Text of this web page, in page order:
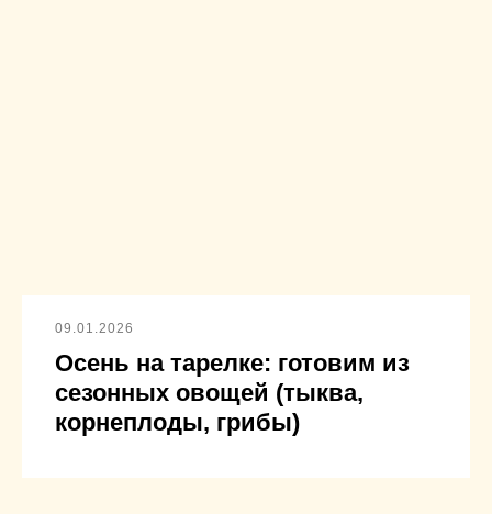
09.01.2026
Осень на тарелке: готовим из
сезонных овощей (тыква,
корнеплоды, грибы)